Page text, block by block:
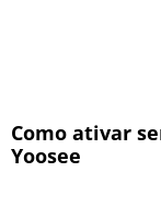
Como ativar
Yoosee